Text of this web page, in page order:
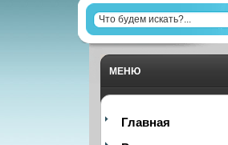
МЕНЮ
Главная